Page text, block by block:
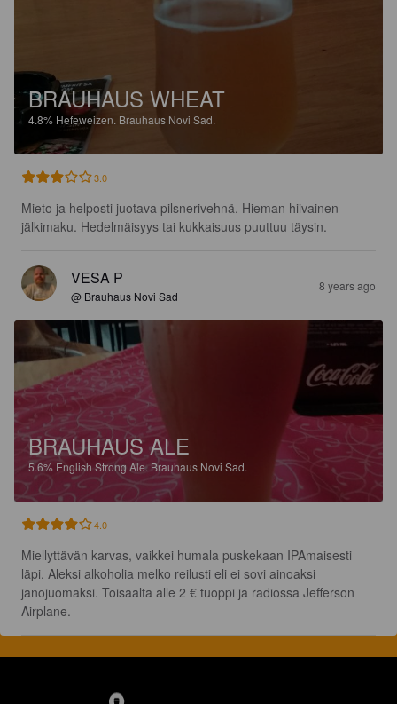
BRAUHAUS WHEAT
4.8% Hefeweizen. Brauhaus Novi Sad.
3.0
Mieto ja helposti juotava pilsnerivehnä. Hieman hiivainen
jälkimaku. Hedelmäisyys tai kukkaisuus puuttuu täysin.
VESA P
@ Brauhaus Novi Sad
8 years ago
BRAUHAUS ALE
5.6% English Strong Ale. Brauhaus Novi Sad.
4.0
Miellyttävän karvas, vaikkei humala puskekaan IPAmaisesti
läpi. Aleksi alkoholia melko reilusti eli ei sovi ainoaksi
janojuomaksi. Toisaalta alle 2 € tuoppi ja radiossa Jefferson
Airplane.